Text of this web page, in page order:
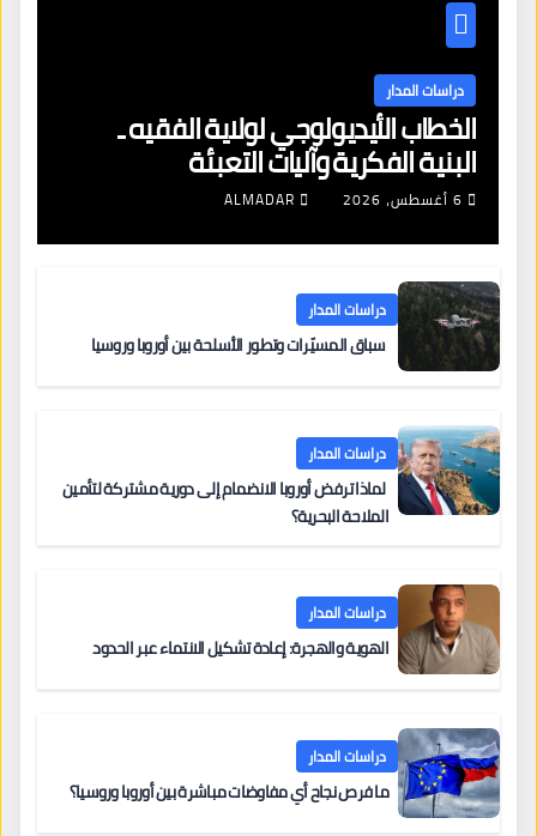
دراسات المدار
الخطاب الأيديولوجي لولاية الفقيه ـ
البنية الفكرية وآليات التعبئة
6 أغسطس، 2026 ALMADAR
دراسات المدار
سباق المسيّرات وتطور الأسلحة بين أوروبا وروسيا
دراسات المدار
لماذا ترفض أوروبا الانضمام إلى دورية مشتركة لتأمين
الملاحة البحرية؟
دراسات المدار
الهوية والهجرة: إعادة تشكيل الانتماء عبر الحدود
دراسات المدار
ما فرص نجاح أي مفاوضات مباشرة بين أوروبا وروسيا؟